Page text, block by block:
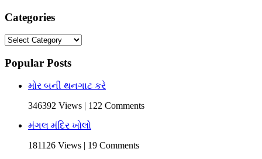
Categories
Categories
Popular Posts
મોર બની થનગાટ કરે
346392 Views | 122 Comments
મંગલ મંદિર ખોલો
181126 Views | 19 Comments